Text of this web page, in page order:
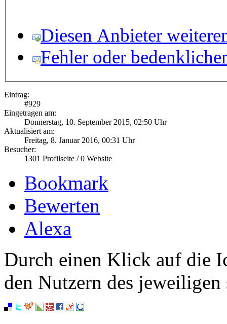
Diesen Anbieter
Fehler oder
Eintrag:
#929
Eingetragen am:
Donnerstag, 10. September 2015, 02:50 Uhr
Aktualisiert am:
Freitag, 8. Januar 2016, 00:31 Uhr
Besucher:
1301 Profilseite /0 Website
Bookmark
Bewerten
Alexa
Durch einen Klick auf die
den Nutzern des